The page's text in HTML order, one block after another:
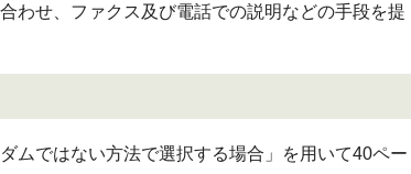
わせ、ファクス及び電話での説明などの手段を提
ムではない方法で選択する場合」を用いて40ペー